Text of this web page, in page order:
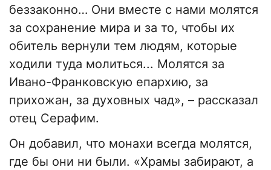
беззаконно… Они вместе с нами молятся
за сохранение мира и за то, чтобы их
обитель вернули тем людям, которые
ходили туда молиться... Молятся за
Ивано-Франковскую епархию, за
прихожан, за духовных чад», – рассказал
отец Серафим.
Он добавил, что монахи всегда молятся,
где бы они ни были. «Храмы забирают, а